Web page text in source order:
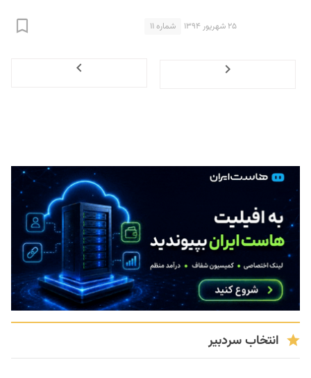
۲۵ شهریور ۱۳۹۴ شماره ۱۱
انتخاب سردبیر